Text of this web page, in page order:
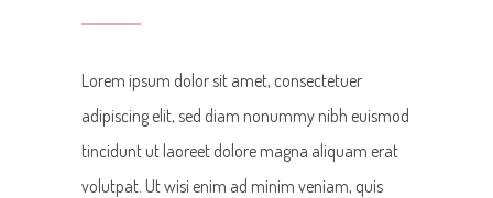
Lorem ipsum dolor sit amet, consectetuer
adipiscing elit, sed diam nonummy nibh euismod
tincidunt ut laoreet dolore magna aliquam erat
volutpat. Ut wisi enim ad minim veniam, quis